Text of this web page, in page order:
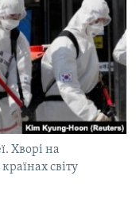
Хворі на
світу